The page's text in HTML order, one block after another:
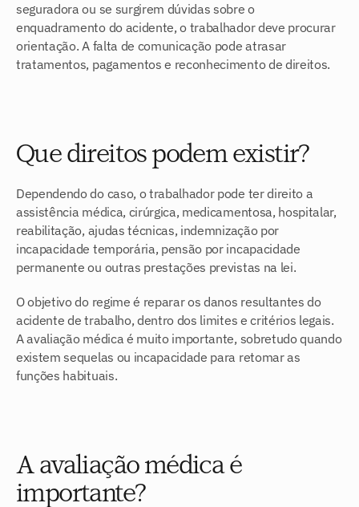
seguradora ou se surgirem dúvidas sobre o
enquadramento do acidente, o trabalhador deve procurar
orientação. A falta de comunicação pode atrasar
tratamentos, pagamentos e reconhecimento de direitos.
Que direitos podem existir?
Dependendo do caso, o trabalhador pode ter direito a
assistência médica, cirúrgica, medicamentosa, hospitalar,
reabilitação, ajudas técnicas, indemnização por
incapacidade temporária, pensão por incapacidade
permanente ou outras prestações previstas na lei.
O objetivo do regime é reparar os danos resultantes do
acidente de trabalho, dentro dos limites e critérios legais.
A avaliação médica é muito importante, sobretudo quando
existem sequelas ou incapacidade para retomar as
funções habituais.
A avaliação médica é
importante?